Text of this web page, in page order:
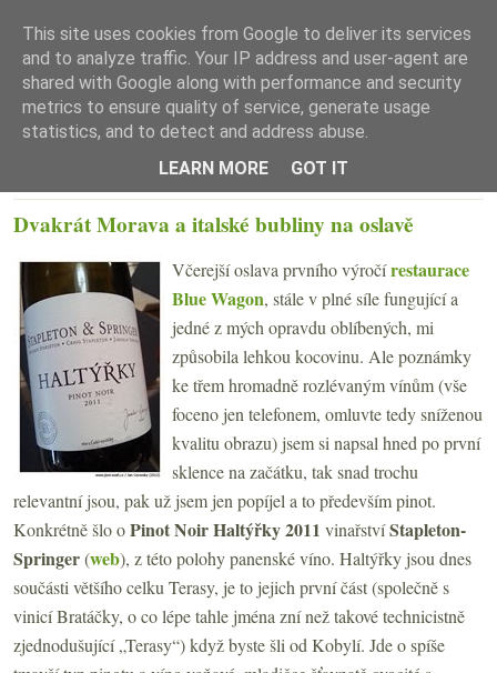
☰ Menu
Dvakrát Morava a italské bubliny na oslavě
Včerejší oslava prvního výročírestaurace
Blue Wagon, stále v plné síle fungující a
jedné z mých opravdu oblíbených, mi
způsobila lehkou kocovinu. Ale poznámky
ke třem hromadně rozlévaným vínům (vše
foceno jen telefonem, omluvte tedy sníženou
kvalitu obrazu) jsem si napsal hned po první
sklence na začátku, tak snad trochu
relevantní jsou, pak už jsem jen popíjel a to především pinot.
Konkrétně šlo oPinot NoirHaltýřky 2011 vinařstvíStapleton-
Springer(web), z této polohy panenské víno. Haltýřky jsou dnes
součásti většího celku Terasy, je to jejich první část (společně s
vinicí Bratáčky, o co lépe tahle jména zní než takové technicistně
zjednodušující „Terasy“) když byste šli od Kobylí. Jde o spíše
This site uses cookies from Google to deliver its services
and to analyze traffic. Your IP address and user-agent are
shared with Google along with performance and security
metrics to ensure quality of service, generate usage
statistics, and to detect and address abuse.
LEARN MORE
GOT IT